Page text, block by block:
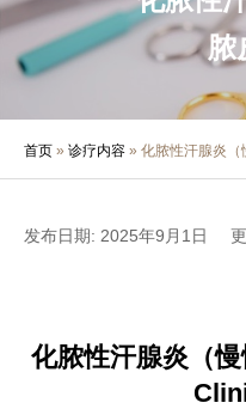
脓
首页 » 诊疗内容 » 化脓性汗腺炎（
发布日期: 2025年9月1日
化脓性汗腺炎（
诊所介绍
医生·院长介绍